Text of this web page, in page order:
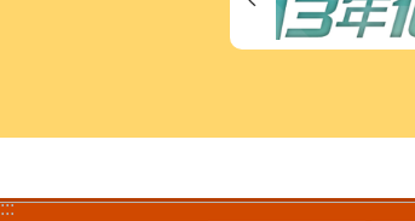
:::